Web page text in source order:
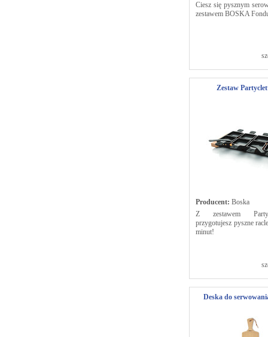
Ciesz się pysznym
zestawem BOSKA
Zestaw
Producent: Boska
Z zestawem
przygotujesz pyszne
minut!
Deska do